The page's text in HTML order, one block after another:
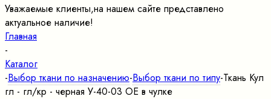
Уважаемые клиенты,на нашем сайте представлено
актуальное наличие!
Главная
-
Каталог
-Выбор ткани по назначению-Выбор ткани по типу-Ткань Кул
гл - гл/кр - черная У-40-03 ОЕ в чулке